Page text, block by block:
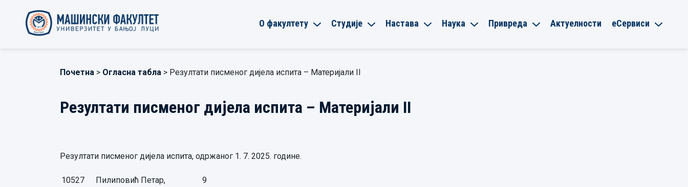
О факултету Студије Настава Наука Привреда Актуелности еСервиси
Почетна > Огласна табла > Резултати писменог дијела испита – Материјали II
Резултати писменог дијела испита – Материјали II
Резултати писменог дијела испита, одржаног 1. 7. 2025. године.
10527 Пилиповић Петар,
9